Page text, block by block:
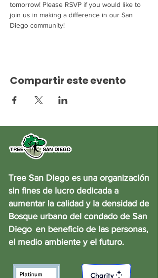
tomorrow! Please RSVP if you would like to
join us in making a difference in our San
Diego community!
Compartir este evento
Tree San Diego es una organización
sin fines de lucro dedicada a
aumentar la calidad y la densidad de
Bosque urbano del condado de San
Diego en beneficio de las personas,
el medio ambiente y el futuro.